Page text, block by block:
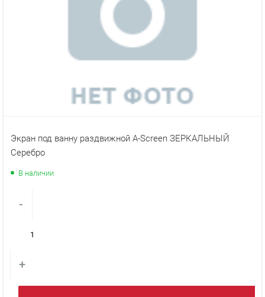
Экран под ванну раздвижной A-Screen ЗЕРКАЛЬНЫЙ
Серебро
В наличии
-
+